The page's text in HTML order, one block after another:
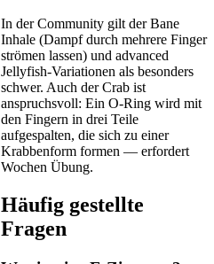
In der Community gilt der Bane
Inhale (Dampf durch mehrere Finger
strömen lassen) und advanced
Jellyfish-Variationen als besonders
schwer. Auch der Crab ist
anspruchsvoll: Ein O-Ring wird mit
den Fingern in drei Teile
aufgespalten, die sich zu einer
Krabbenform formen — erfordert
Wochen Übung.
Häufig gestellte
Fragen